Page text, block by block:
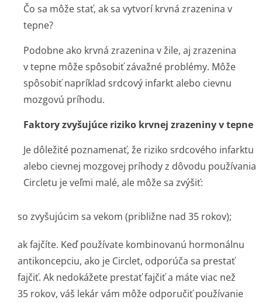
Čo sa môže stať, ak sa vytvorí krvná zrazenina v
tepne?
Podobne ako krvná zrazenina v žile, aj zrazenina
v tepne môže spôsobiť závažné problémy. Môže
spôsobiť napríklad srdcový infarkt alebo cievnu
mozgovú príhodu.
Faktory zvyšujúce riziko krvnej zrazeniny v tepne
Je dôležité poznamenať, že riziko srdcového infarktu
alebo cievnej mozgovej príhody z dôvodu používania
Circletu je veľmi malé, ale môže sa zvýšiť:
so zvyšujúcim sa vekom (približne nad 35 rokov);
ak fajčíte. Keď používate kombinovanú hormonálnu
antikoncepciu, ako je Circlet, odporúča sa prestať
fajčiť. Ak nedokážete prestať fajčiť a máte viac než
35 rokov, váš lekár vám môže odporučiť používanie